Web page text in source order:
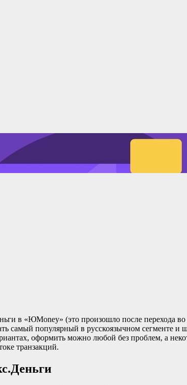
в «ЮMoney» (это произошло после
самый популярный в русскоязычном сегменте
оформить можно любой без проблем, а
транзакций.